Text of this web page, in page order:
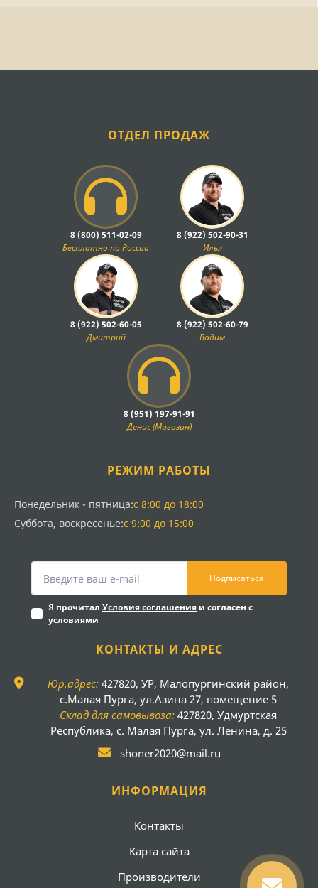
ОТДЕЛ ПРОДАЖ
8 (800) 511-02-09
Бесплатно по России
8 (922) 502-90-31
Илья
8 (922) 502-60-05
Дмитрий
8 (922) 502-60-79
Вадим
8 (951) 197-91-91
Денис (Магазин)
РЕЖИМ РАБОТЫ
Понедельник - пятница:с 8:00 до 18:00
Суббота, воскресенье:с 9:00 до 15:00
Подписаться
Я прочитал Условия соглашения и согласен с
условиями
КОНТАКТЫ И АДРЕС
Юр.адрес: 427820, УР, Малопургинский район,
с.Малая Пурга, ул.Азина 27, помещение 5
Склад для самовывоза: 427820, Удмуртская
Республика, с. Малая Пурга, ул. Ленина, д. 25
shoner2020@mail.ru
ИНФОРМАЦИЯ
Контакты
Карта сайта
Производители